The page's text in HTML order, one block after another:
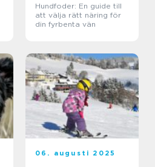
Hundfoder: En guide till
att välja rätt näring för
din fyrbenta vän
06. augusti 2025